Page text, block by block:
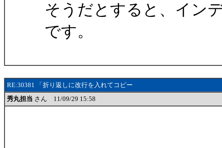
そうだとすると、イン
です。
RE:30381 「折り返しに改行を入れてコピー
秀丸担当 さん 11/09/29 15:58